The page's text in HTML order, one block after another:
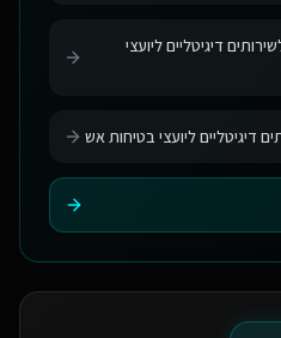
דיגיטליים ליועצי
דיגיטליים ליועצי בטיחות אש